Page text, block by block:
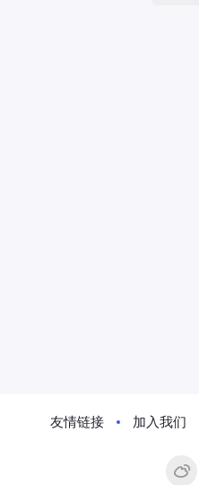
友情链接 加入我们